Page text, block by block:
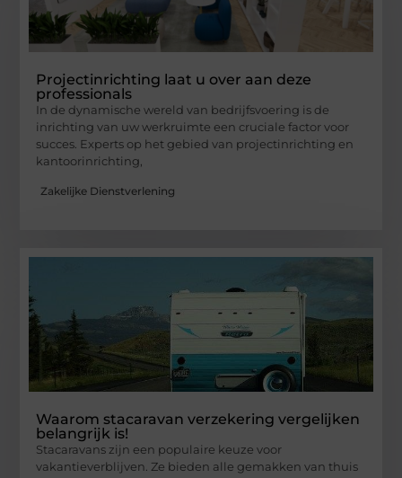
Projectinrichting laat u over aan deze
professionals
In de dynamische wereld van bedrijfsvoering is de
inrichting van uw werkruimte een cruciale factor voor
succes. Experts op het gebied van projectinrichting en
kantoorinrichting,
Zakelijke Dienstverlening
Waarom stacaravan verzekering vergelijken
belangrijk is!
Stacaravans zijn een populaire keuze voor
vakantieverblijven. Ze bieden alle gemakken van thuis